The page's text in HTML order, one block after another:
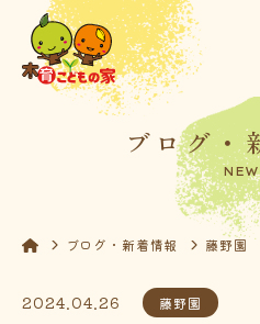
ブログ・
ブログ・新着情報 藤野園
2024.04.26 藤野園